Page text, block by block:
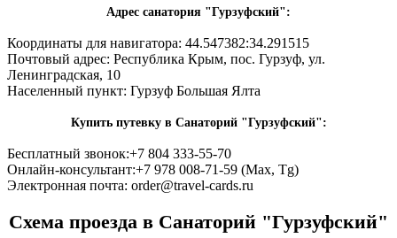
Адрес санатория "Гурзуфский":
Координаты для навигатора: 44.547382:34.291515
Почтовый адрес: Республика Крым, пос. Гурзуф, ул.
Ленинградская, 10
Населенный пункт: Гурзуф Большая Ялта
Купить путевку в Санаторий "Гурзуфский":
Бесплатный звонок:+7 804 333-55-70
Онлайн-консультант:+7 978 008-71-59 (Max, Tg)
Электронная почта: order@travel-cards.ru
Схема проезда в Санаторий "Гурзуфский"